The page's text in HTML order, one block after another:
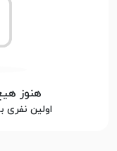
هنوز
اولین نفری